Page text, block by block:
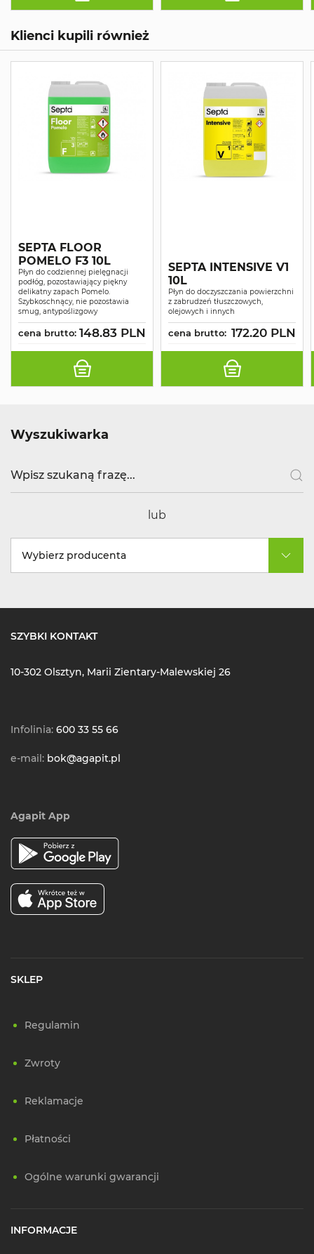
Klienci kupili również
SEPTA FLOOR
POMELO F3 10L
Płyn do codziennej pielęgnacji
podłóg, pozostawiający piękny
delikatny zapach Pomelo.
Szybkoschnący, nie pozostawia
smug, antypoślizgowy
cena brutto: 148.83 PLN
SEPTA INTENSIVE V1
10L
Płyn do doczyszczania powierzchni
z zabrudzeń tłuszczowych,
olejowych i innych
cena brutto: 172.20 PLN
Wyszukiwarka
lub
Wybierz producenta
SZYBKI KONTAKT
10-302 Olsztyn, Marii Zientary-Malewskiej 26
Infolinia: 600 33 55 66
e-mail: bok@agapit.pl
Agapit App
SKLEP
Regulamin
Zwroty
Reklamacje
Płatności
Ogólne warunki gwarancji
INFORMACJE